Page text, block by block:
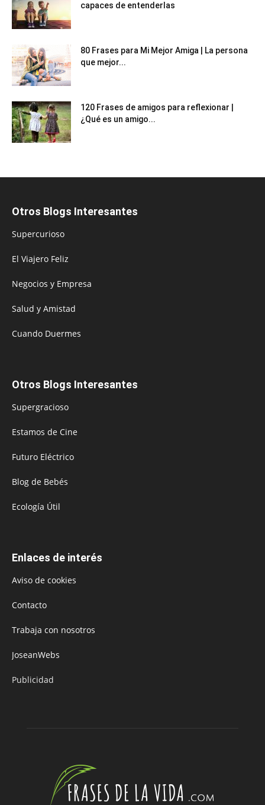
capaces de entenderlas
80 Frases para Mi Mejor Amiga | La persona
que mejor...
120 Frases de amigos para reflexionar |
¿Qué es un amigo...
Otros Blogs Interesantes
Supercurioso
El Viajero Feliz
Negocios y Empresa
Salud y Amistad
Cuando Duermes
Otros Blogs Interesantes
Supergracioso
Estamos de Cine
Futuro Eléctrico
Blog de Bebés
Ecología Útil
Enlaces de interés
Aviso de cookies
Contacto
Trabaja con nosotros
JoseanWebs
Publicidad